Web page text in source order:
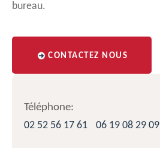
bureau.
CONTACTEZ NOUS
Téléphone:
02 52 56 17 61
06 19 08 29 09